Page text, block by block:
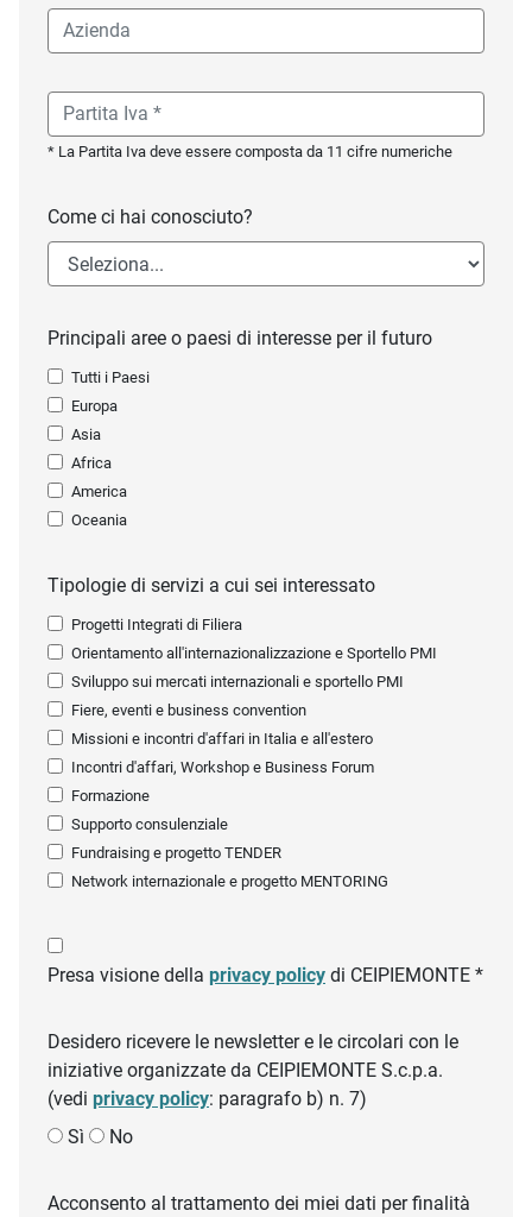
* La Partita Iva deve essere composta da 11 cifre numeriche
Come ci hai conosciuto?
Principali aree o paesi di interesse per il futuro
Tutti i Paesi
Europa
Asia
Africa
America
Oceania
Tipologie di servizi a cui sei interessato
Progetti Integrati di Filiera
Orientamento all'internazionalizzazione e Sportello PMI
Sviluppo sui mercati internazionali e sportello PMI
Fiere, eventi e business convention
Missioni e incontri d'affari in Italia e all'estero
Incontri d'affari, Workshop e Business Forum
Formazione
Supporto consulenziale
Fundraising e progetto TENDER
Network internazionale e progetto MENTORING
Presa visione della privacy policy di CEIPIEMONTE *
Desidero ricevere le newsletter e le circolari con le
iniziative organizzate da CEIPIEMONTE S.c.p.a.
(vedi privacy policy: paragrafo b) n. 7)
Sì
No
Acconsento al trattamento dei miei dati per finalità